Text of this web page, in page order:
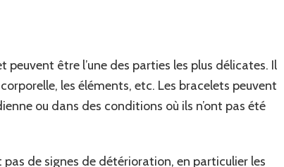
être l’une des parties les plus délicates. Il
les éléments, etc. Les bracelets peuvent
ou dans des conditions où ils n’ont pas été
de signes de détérioration, en particulier les